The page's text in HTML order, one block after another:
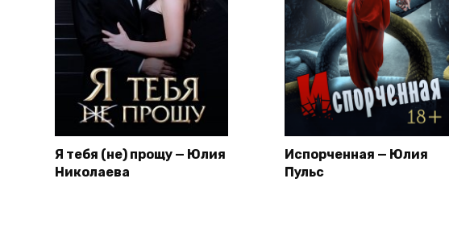
Я тебя (не) прощу — Юлия
Николаева
Испорченная — Юлия
Пульс